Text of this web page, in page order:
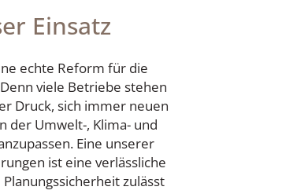
Einsatz
echte Reform für die
viele Betriebe stehen
Druck, sich immer neuen
der Umwelt-, Klima- und
Eine unserer
ist eine verlässliche
zulässt